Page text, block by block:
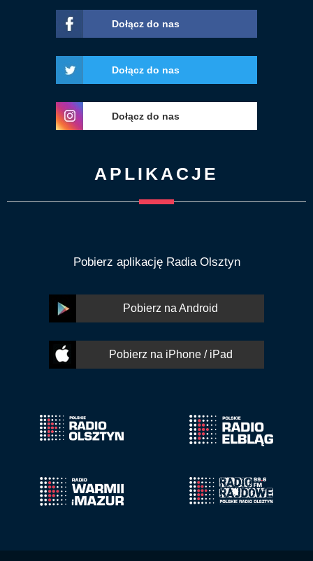
Dołącz do nas
Dołącz do nas
Dołącz do nas
APLIKACJE
Pobierz aplikację Radia Olsztyn
Pobierz na Android
Pobierz na iPhone / iPad